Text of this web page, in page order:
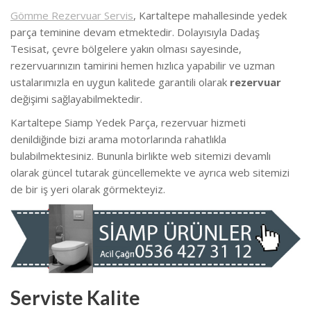
Gömme Rezervuar Servis, Kartaltepe mahallesinde yedek
parça teminine devam etmektedir. Dolayısıyla Dadaş
Tesisat, çevre bölgelere yakın olması sayesinde,
rezervuarınızın tamirini hemen hızlıca yapabilir ve uzman
ustalarımızla en uygun kalitede garantili olarak rezervuar
değişimi sağlayabilmektedir.
Kartaltepe Siamp Yedek Parça, rezervuar hizmeti
denildiğinde bizi arama motorlarında rahatlıkla
bulabilmektesiniz. Bununla birlikte web sitemizi devamlı
olarak güncel tutarak güncellemekte ve ayrıca web sitemizi
de bir iş yeri olarak görmekteyiz.
Serviste Kalite